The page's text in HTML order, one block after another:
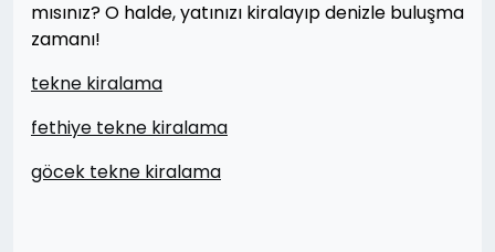
mısınız? O halde, yatınızı kiralayıp denizle buluşma
zamanı!
tekne kiralama
fethiye tekne kiralama
göcek tekne kiralama